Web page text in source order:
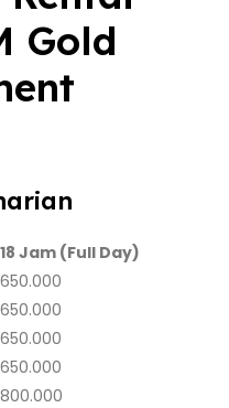
Gold
18 Jam (Full Day)
650.000
650.000
650.000
650.000
800.000